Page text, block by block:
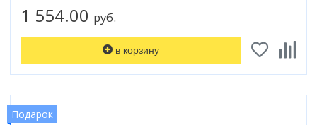
1 554.00 руб.
в корзину
Подарок